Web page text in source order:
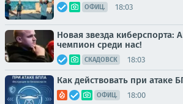
ОФИЦ. 18:03
Новая звезда киберспорта:
чемпион среди нас!
СКАДОВСК 18:03
Как действовать при атаке
ОФИЦ. 18:00